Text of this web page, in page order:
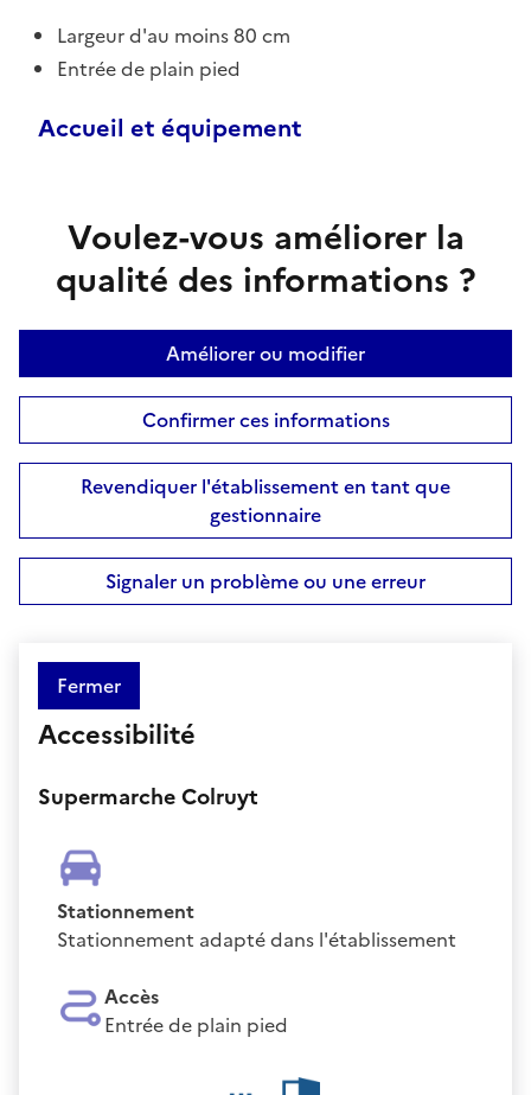
Largeur d'au moins 80 cm
Entrée de plain pied
Accueil et équipement
Voulez-vous améliorer la
qualité des informations ?
Améliorer ou modifier
Confirmer ces informations
Revendiquer l'établissement en tant que
gestionnaire
Signaler un problème ou une erreur
Fermer
Accessibilité
Supermarche Colruyt
Stationnement
Stationnement adapté dans l'établissement
Accès
Entrée de plain pied